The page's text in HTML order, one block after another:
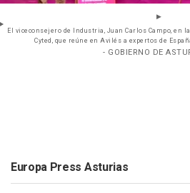
El viceconsejero de Industria, Juan Carlos Campo,
Cyted, que reúne en Avilés a expertos de
- GOBIERNO DE
Europa Press Asturias